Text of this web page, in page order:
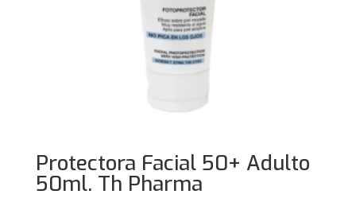
Protectora Facial 50+ Adulto
50ml. Th Pharma